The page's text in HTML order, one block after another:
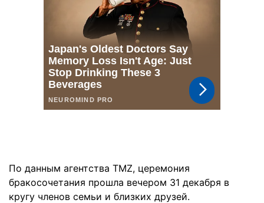
По данным агентства TMZ, церемония
бракосочетания прошла вечером 31 декабря в
кругу членов семьи и близких друзей.